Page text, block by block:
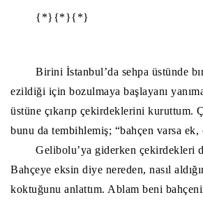
{*}{*}{*}
Birini İstanbul’da sehpa üstünde
ezildiği için bozulmaya başlayanı
üstüne çıkarıp çekirdeklerini kuruttum.
bunu da tembihlemiş; “bahçen varsa
Gelibolu’ya giderken çekirdekleri
Bahçeye eksin diye nereden, nasıl
koktuğunu anlattım. Ablam beni